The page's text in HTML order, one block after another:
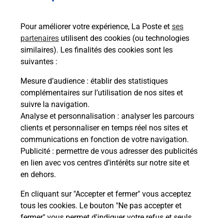
Pour améliorer votre expérience, La Poste et ses
partenaires utilisent des cookies (ou technologies
similaires). Les finalités des cookies sont les
suivantes :
Mesure d’audience : établir des statistiques
complémentaires sur l’utilisation de nos sites et
suivre la navigation.
Analyse et personnalisation : analyser les parcours
clients et personnaliser en temps réel nos sites et
communications en fonction de votre navigation.
Publicité : permettre de vous adresser des publicités
en lien avec vos centres d’intérêts sur notre site et
en dehors.
En cliquant sur "Accepter et fermer" vous acceptez
tous les cookies. Le bouton "Ne pas accepter et
En savoir plus
Malin !
La Poste
en ligne
Ouvert 24h/24
En savoir plus